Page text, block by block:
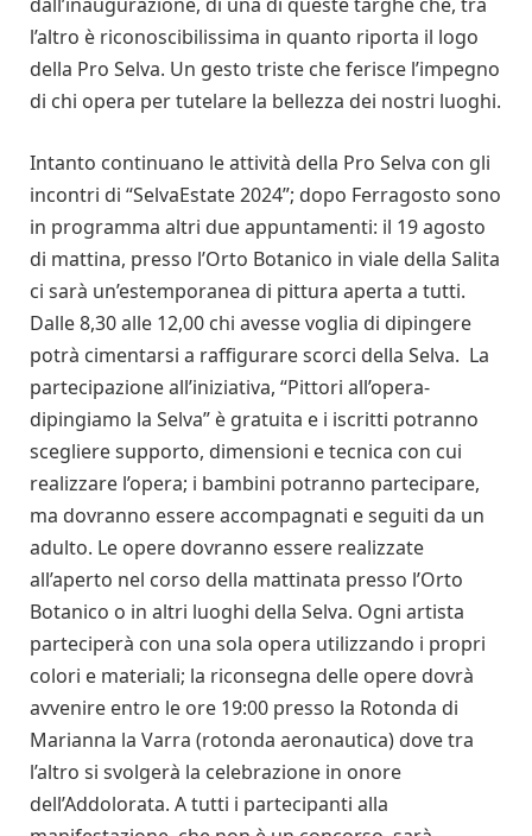
l’altro è riconoscibilissima in quanto riporta il logo
della Pro Selva. Un gesto triste che ferisce l’impegno
di chi opera per tutelare la bellezza dei nostri luoghi.
Intanto continuano le attività della Pro Selva con gli
incontri di “SelvaEstate 2024”; dopo Ferragosto sono
in programma altri due appuntamenti: il 19 agosto
di mattina, presso l’Orto Botanico in viale della Salita
ci sarà un’estemporanea di pittura aperta a tutti.
Dalle 8,30 alle 12,00 chi avesse voglia di dipingere
potrà cimentarsi a raffigurare scorci della Selva. La
partecipazione all’iniziativa, “Pittori all’opera-
dipingiamo la Selva” è gratuita e i iscritti potranno
scegliere supporto, dimensioni e tecnica con cui
realizzare l’opera; i bambini potranno partecipare,
ma dovranno essere accompagnati e seguiti da un
adulto. Le opere dovranno essere realizzate
all’aperto nel corso della mattinata presso l’Orto
Botanico o in altri luoghi della Selva. Ogni artista
parteciperà con una sola opera utilizzando i propri
colori e materiali; la riconsegna delle opere dovrà
avvenire entro le ore 19:00 presso la Rotonda di
Marianna la Varra (rotonda aeronautica) dove tra
l’altro si svolgerà la celebrazione in onore
dell’Addolorata. A tutti i partecipanti alla